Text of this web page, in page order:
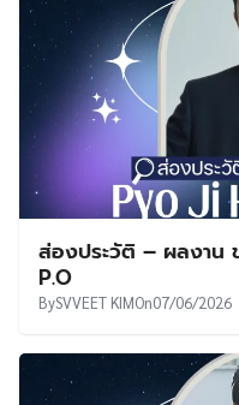
ส่องประวัติ – ผลงาน
P.O
BySVVEET KIMOn07/06/2026